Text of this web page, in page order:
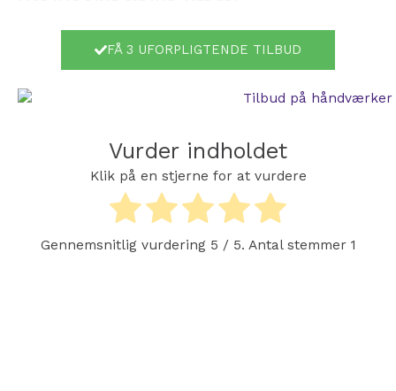
FÅ 3 UFORPLIGTENDE TILBUD
Vurder indholdet
Klik på en stjerne for at vurdere
Gennemsnitlig vurdering 5 / 5. Antal stemmer 1